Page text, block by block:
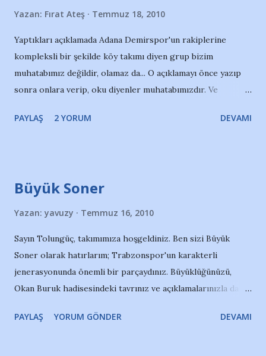
Yazan: Fırat Ateş Temmuz 18, 2010
Yaptıkları açıklamada Adana Demirspor'un rakiplerine
kompleksli bir şekilde köy takımı diyen grup bizim
muhatabımız değildir, olamaz da... O açıklamayı önce yazıp
sonra onlara verip, oku diyenler muhatabımızdır. Ve
PAYLAŞ 2 YORUM DEVAMI
Büyük Soner
Yazan: yavuzy Temmuz 16, 2010
Sayın Tolungüç, takımımıza hoşgeldiniz. Ben sizi Büyük
Soner olarak hatırlarım; Trabzonspor'un karakterli
jenerasyonunda önemli bir parçaydınız. Büyüklüğünüzü,
Okan Buruk hadisesindeki tavrınız ve açıklamalarınızla da
geldiğiniz günden beri duruşunuz, açıklamalarınız, haliniz
PAYLAŞ YORUM GÖNDER DEVAMI